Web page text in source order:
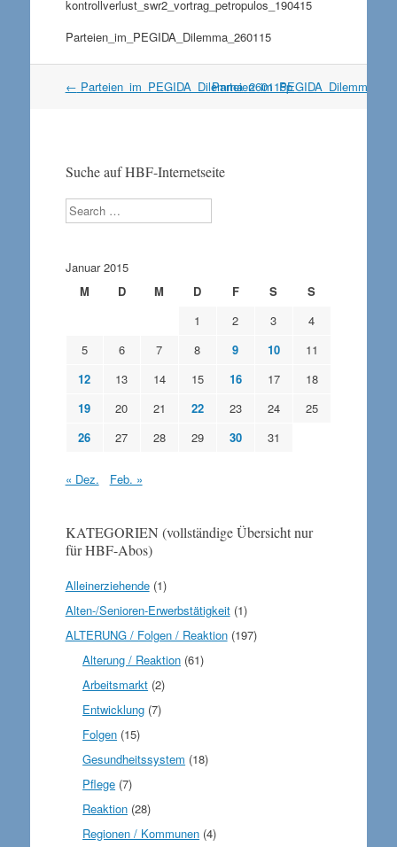
kontrollverlust_swr2_vortrag_petropulos_190415
Parteien_im_PEGIDA_Dilemma_260115
Artikel
← Parteien_im_PEGIDA_Dilemma_260115p
Suche auf HBF-Internetseite
Search
Januar 2015
M
D M D F S
S
1
2 3
4
5
6 7 8 9 10
11
12
13 14 15 16 17
18
19
20 21 22 23 24
25
26
27 28 29 30 31
« Dez. Feb. »
KATEGORIEN (vollständige Übersicht nur
für HBF-Abos)
Alleinerziehende(1)
Alten-/Senioren-Erwerbstätigkeit(1)
ALTERUNG / Folgen / Reaktion(197)
Alterung / Reaktion (61)
Arbeitsmarkt (2)
Entwicklung (7)
Folgen (15)
Gesundheitssystem (18)
Pflege (7)
Reaktion (28)
Regionen / Kommunen (4)